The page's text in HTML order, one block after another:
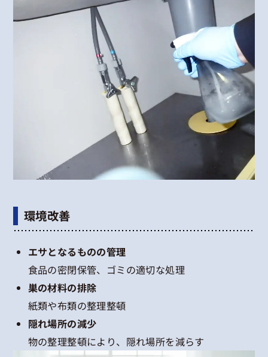
環境改善
エサとなるものの管理
食品の密閉保管、ゴミの適切な処理
巣の材料の排除
紙類や布類の整理整頓
隠れ場所の減少
物の整理整頓により、隠れ場所を減らす